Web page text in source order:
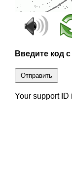
Введите код
Отправить
Your support